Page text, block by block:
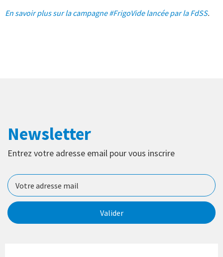
En savoir plus sur la campagne #FrigoVide lancée par la FdSS.
Newsletter
Entrez votre adresse email pour vous inscrire
Valider